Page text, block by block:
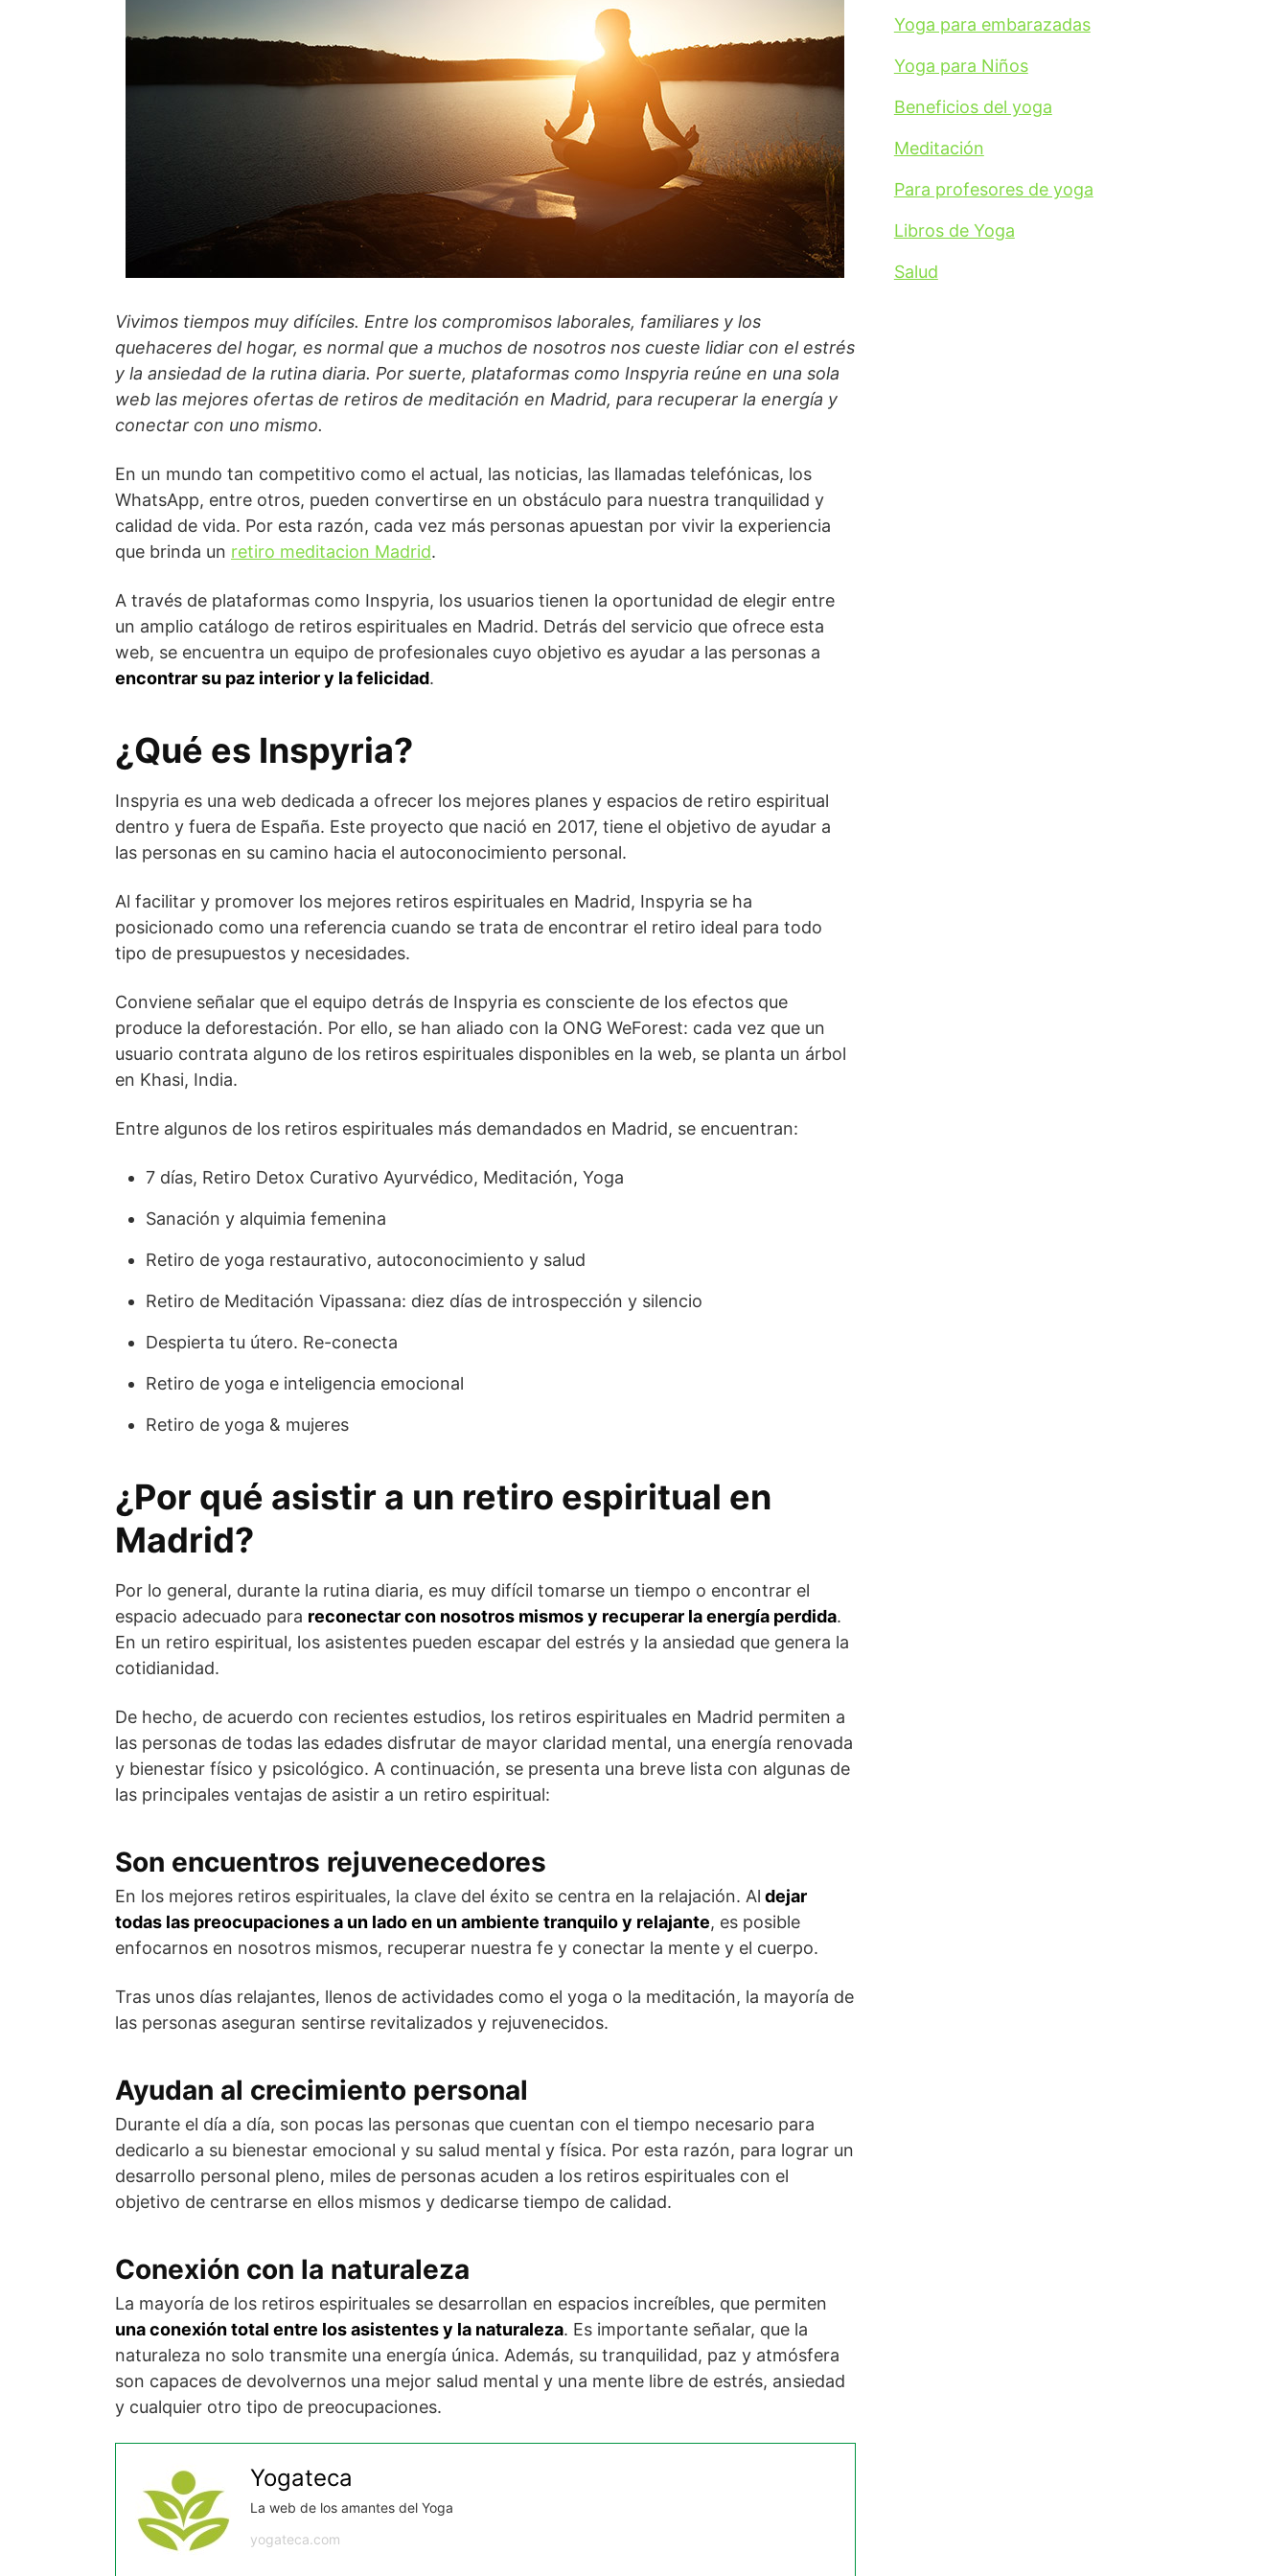
Vivimos tiempos muy difíciles. Entre los compromisos laborales, familiares y los
quehaceres del hogar, es normal que a muchos de nosotros nos cueste lidiar con el estrés
y la ansiedad de la rutina diaria. Por suerte, plataformas como Inspyria reúne en una sola
web las mejores ofertas de retiros de meditación en Madrid, para recuperar la energía y
conectar con uno mismo.
En un mundo tan competitivo como el actual, las noticias, las llamadas telefónicas, los
WhatsApp, entre otros, pueden convertirse en un obstáculo para nuestra tranquilidad y
calidad de vida. Por esta razón, cada vez más personas apuestan por vivir la experiencia
que brinda un retiro meditacion Madrid.
A través de plataformas como Inspyria, los usuarios tienen la oportunidad de elegir entre
un amplio catálogo de retiros espirituales en Madrid. Detrás del servicio que ofrece esta
web, se encuentra un equipo de profesionales cuyo objetivo es ayudar a las personas a
encontrar su paz interior y la felicidad.
¿Qué es Inspyria?
Inspyria es una web dedicada a ofrecer los mejores planes y espacios de retiro espiritual
dentro y fuera de España. Este proyecto que nació en 2017, tiene el objetivo de ayudar a
las personas en su camino hacia el autoconocimiento personal.
Al facilitar y promover los mejores retiros espirituales en Madrid, Inspyria se ha
posicionado como una referencia cuando se trata de encontrar el retiro ideal para todo
tipo de presupuestos y necesidades.
Conviene señalar que el equipo detrás de Inspyria es consciente de los efectos que
produce la deforestación. Por ello, se han aliado con la ONG WeForest: cada vez que un
usuario contrata alguno de los retiros espirituales disponibles en la web, se planta un árbol
en Khasi, India.
Entre algunos de los retiros espirituales más demandados en Madrid, se encuentran:
7 días, Retiro Detox Curativo Ayurvédico, Meditación, Yoga
Sanación y alquimia femenina
Retiro de yoga restaurativo, autoconocimiento y salud
Retiro de Meditación Vipassana: diez días de introspección y silencio
Despierta tu útero. Re-conecta
Retiro de yoga e inteligencia emocional
Retiro de yoga & mujeres
¿Por qué asistir a un retiro espiritual en
Madrid?
Por lo general, durante la rutina diaria, es muy difícil tomarse un tiempo o encontrar el
espacio adecuado para reconectar con nosotros mismos y recuperar la energía perdida.
En un retiro espiritual, los asistentes pueden escapar del estrés y la ansiedad que genera la
cotidianidad.
De hecho, de acuerdo con recientes estudios, los retiros espirituales en Madrid permiten a
las personas de todas las edades disfrutar de mayor claridad mental, una energía renovada
y bienestar físico y psicológico. A continuación, se presenta una breve lista con algunas de
las principales ventajas de asistir a un retiro espiritual:
Son encuentros rejuvenecedores
En los mejores retiros espirituales, la clave del éxito se centra en la relajación. Al dejar
todas las preocupaciones a un lado en un ambiente tranquilo y relajante, es posible
enfocarnos en nosotros mismos, recuperar nuestra fe y conectar la mente y el cuerpo.
Tras unos días relajantes, llenos de actividades como el yoga o la meditación, la mayoría de
las personas aseguran sentirse revitalizados y rejuvenecidos.
Ayudan al crecimiento personal
Durante el día a día, son pocas las personas que cuentan con el tiempo necesario para
dedicarlo a su bienestar emocional y su salud mental y física. Por esta razón, para lograr un
desarrollo personal pleno, miles de personas acuden a los retiros espirituales con el
objetivo de centrarse en ellos mismos y dedicarse tiempo de calidad.
Conexión con la naturaleza
La mayoría de los retiros espirituales se desarrollan en espacios increíbles, que permiten
una conexión total entre los asistentes y la naturaleza. Es importante señalar, que la
naturaleza no solo transmite una energía única. Además, su tranquilidad, paz y atmósfera
son capaces de devolvernos una mejor salud mental y una mente libre de estrés, ansiedad
y cualquier otro tipo de preocupaciones.
Yogateca
La web de los amantes del Yoga
yogateca.com
Yoga para embarazadas
Yoga para Niños
Beneficios del yoga
Meditación
Para profesores de yoga
Libros de Yoga
Salud